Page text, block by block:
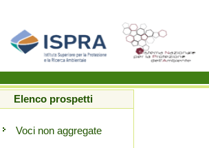
Elenco prospetti
Voci non aggregate